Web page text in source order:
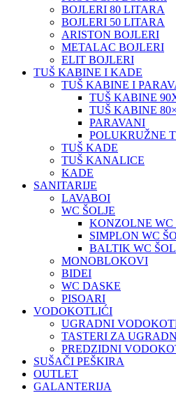
BOJLERI 80 LITARA
BOJLERI 50 LITARA
ARISTON BOJLERI
METALAC BOJLERI
ELIT BOJLERI
TUŠ KABINE I KADE
TUŠ KABINE I
TUŠ KABINE
TUŠ KABINE
PARAVANI
POLUKRUŽNE
TUŠ KADE
TUŠ KANALICE
KADE
SANITARIJE
LAVABOI
WC ŠOLJE
KONZOLNE WC
SIMPLON WC
BALTIK WC
MONOBLOKOVI
BIDEI
WC DASKE
PISOARI
VODOKOTLIĆI
UGRADNI
TASTERI ZA
PREDZIDNI
SUŠAČI PEŠKIRA
OUTLET
GALANTERIJA